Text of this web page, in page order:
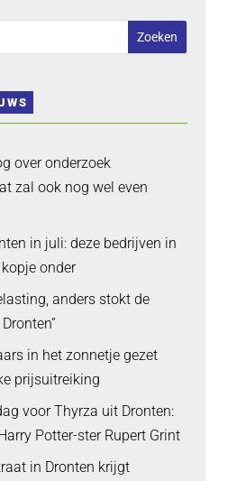
over onderzoek
zal ook nog wel even
in juli: deze bedrijven in
onder
anders stokt de
in het zonnetje gezet
prijsuitreiking
voor Thyrza uit Dronten:
Potter-ster Rupert Grint
in Dronten krijgt